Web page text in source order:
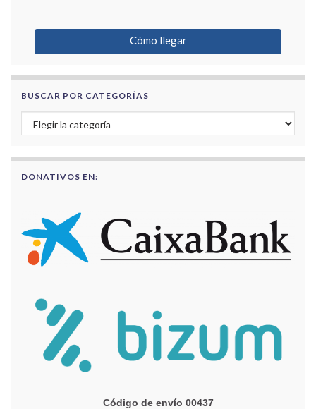
Cómo llegar
BUSCAR POR CATEGORÍAS
Buscar por categorías
DONATIVOS EN:
Código de envío 00437